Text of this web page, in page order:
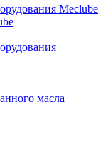
Meclube
масла